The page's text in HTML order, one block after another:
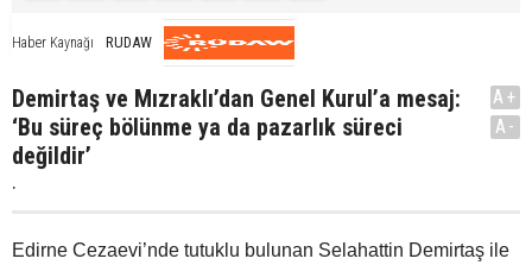
Haber Kaynağı RUDAW
Demirtaş ve Mızraklı’dan Genel Kurul’a mesaj:
‘Bu süreç bölünme ya da pazarlık süreci
değildir’
.
A+
A-
Edirne Cezaevi’nde tutuklu bulunan Selahattin Demirtaş ile